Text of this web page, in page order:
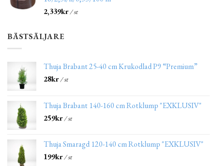
2,339kr/ st
BÄSTSÄLJARE
Thuja Brabant 25-40 cm Krukodlad P9 “Premium”
28kr/ st
Thuja Brabant 140-160 cm Rotklump "EXKLUSIV"
259kr/ st
Thuja Smaragd 120-140 cm Rotklump "EXKLUSIV"
199kr/ st